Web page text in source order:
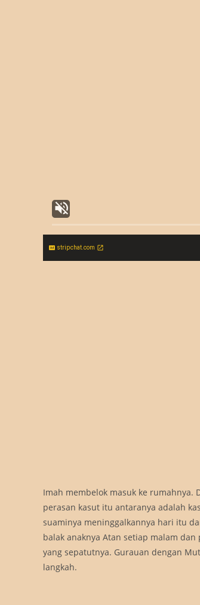
stripchat.com
Imah membelok masuk ke
perasan kasut itu antaranya adalah
suaminya meninggalkannya hari itu
balak anaknya Atan setiap malam
yang sepatutnya. Gurauan dengan
langkah.